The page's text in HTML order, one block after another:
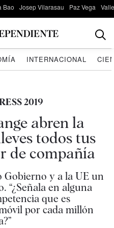
Bao Josep Vilarasau Paz Vega
INTERNACIONAL
2019
abren la
todos tus
de compañía
Gobierno y a la UE un
“¿Señala en alguna
que es
por cada millón